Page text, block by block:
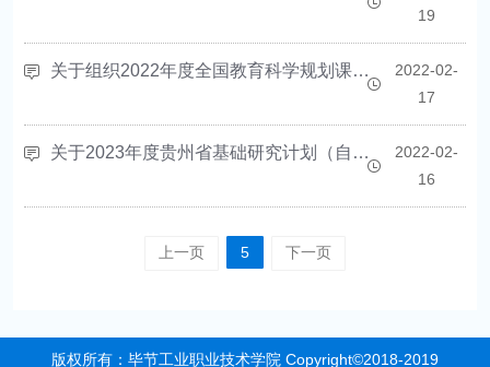
19
关于组织2022年度全国教育科学规划课题申报工作的通知
2022-02-
17
关于2023年度贵州省基础研究计划（自然科学类）项目申报的通知
2022-02-
16
上一页 5 下一页
版权所有：毕节工业职业技术学院 Copyright©2018-2019